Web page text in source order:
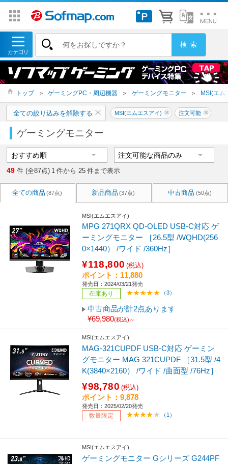
トップ ＞ ゲーミングPC・周辺機器 ＞ ゲーミングモニター ＞ MSI(エム
全ての絞り込みを解除する MSI(エムエスアイ) 注文可能
ゲーミングモニター
49 件 (全87点) 1 件から 25 件まで表示
全ての商品 (87点) 新品商品 (37点) 中古商品 (50点)
MSI(エムエスアイ)
MPG 271QRX QD-OLED USB-C対応 ゲ
ーミングモニター ［26.5型 /WQHD(256
0×1440） /ワイド /360Hz］
¥118,800 (税込)
ポイント：11,880
発売日：2024/03/21発売
在庫あり （3）
中古商品が計2点あります
¥69,980(税込)～
MSI(エムエスアイ)
MAG-321CUPDF USB-C対応 ゲーミン
グモニター MAG 321CUPDF ［31.5型 /4
K(3840×2160） /ワイド /曲面型 /76Hz］
¥98,780 (税込)
ポイント：9,878
発売日：2025/02/20発売
数量限定 （1）
MSI(エムエスアイ)
ゲーミングモニター Gシリーズ G244PF